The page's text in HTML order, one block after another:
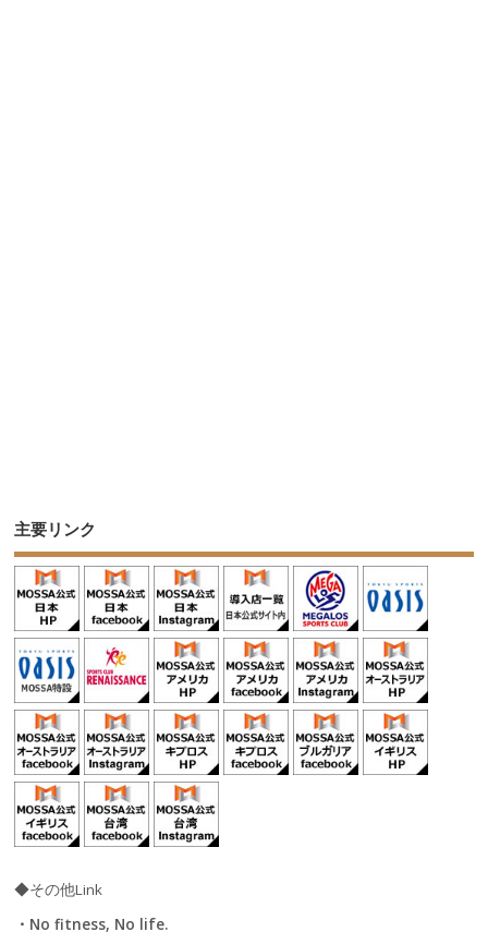
主要リンク
◆その他Link
・No fitness, No life.